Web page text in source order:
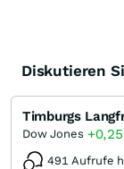
Diskutieren
Timburgs
Dow Jones
491 Aufrufe